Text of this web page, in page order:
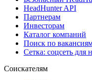
HeadHunter API
Партнерам
Инвесторам
Каталог компаний
Поиск по
Сетка: соцсеть для
Соискателям